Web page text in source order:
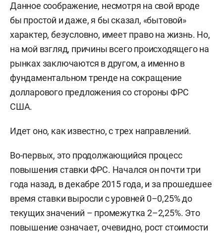
Данное соображение, несмотря на свой вроде
бы простой и даже, я бы сказал, «бытовой»
характер, безусловно, имеет право на жизнь. Но,
на мой взгляд, причины всего происходящего на
рынках заключаются в другом, а именно в
фундаментальном тренде на сокращение
долларового предложения со стороны ФРС
США.
Идет оно, как известно, с трех направлений.
Во-первых, это продолжающийся процесс
повышения ставки ФРС. Начался он почти три
года назад, в декабре 2015 года, и за прошедшее
время ставки выросли с уровней 0–0,25% до
текущих значений – промежутка 2–2,25%. Это
повышение означает, очевидно, рост стоимости